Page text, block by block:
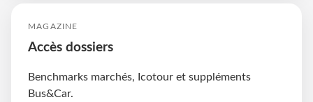
MAGAZINE
Accès dossiers
Benchmarks marchés, Icotour et suppléments
Bus&Car.